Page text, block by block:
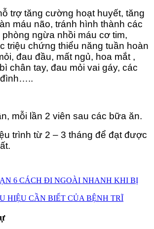
trợ tăng cường hoạt huyết, tăng
máu não, tránh hình thành các
ngừa nhồi máu cơ tim,
triệu chứng thiểu năng tuần hoàn
đau đầu, mất ngủ, hoa mắt ,
chân tay, đau mỏi vai gáy, các
đình…..
mỗi lần 2 viên sau các bữa ăn.
trình từ 2 – 3 tháng để đạt được
6 CÁCH ĐI NGOÀI NHANH KHI BỊ
HIỆU CẦN BIẾT CỦA BỆNH TRĨ